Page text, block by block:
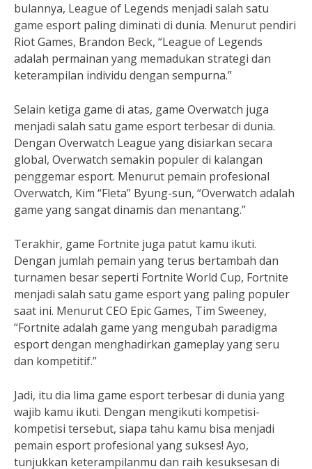
bulannya, League of Legends menjadi salah satu
game esport paling diminati di dunia. Menurut pendiri
Riot Games, Brandon Beck, “League of Legends
adalah permainan yang memadukan strategi dan
keterampilan individu dengan sempurna.”
Selain ketiga game di atas, game Overwatch juga
menjadi salah satu game esport terbesar di dunia.
Dengan Overwatch League yang disiarkan secara
global, Overwatch semakin populer di kalangan
penggemar esport. Menurut pemain profesional
Overwatch, Kim “Fleta” Byung-sun, “Overwatch adalah
game yang sangat dinamis dan menantang.”
Terakhir, game Fortnite juga patut kamu ikuti.
Dengan jumlah pemain yang terus bertambah dan
turnamen besar seperti Fortnite World Cup, Fortnite
menjadi salah satu game esport yang paling populer
saat ini. Menurut CEO Epic Games, Tim Sweeney,
“Fortnite adalah game yang mengubah paradigma
esport dengan menghadirkan gameplay yang seru
dan kompetitif.”
Jadi, itu dia lima game esport terbesar di dunia yang
wajib kamu ikuti. Dengan mengikuti kompetisi-
kompetisi tersebut, siapa tahu kamu bisa menjadi
pemain esport profesional yang sukses! Ayo,
tunjukkan keterampilanmu dan raih kesuksesan di